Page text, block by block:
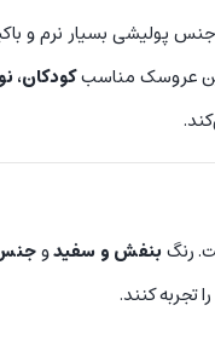
پولیشی بسیار نرم و
عروسک مناسبکودکان،
رنگبنفش و سفیدو
را تجربه کنند.